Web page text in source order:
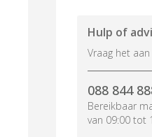
Hulp of
Vraag het
088 844
Bereikbaar
van 09:00 tot